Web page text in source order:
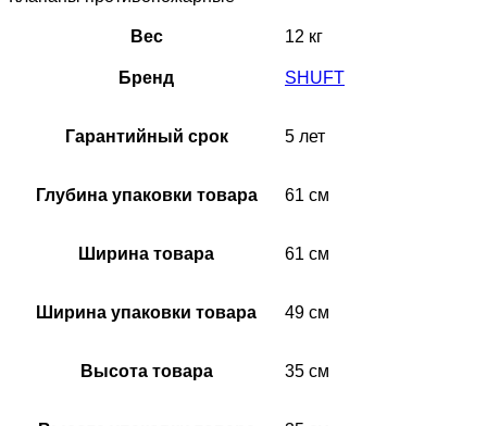
Вес 12 кг
Бренд SHUFT
Гарантийный срок 5 лет
Глубина упаковки товара 61 см
Ширина товара 61 см
Ширина упаковки товара 49 см
Высота товара 35 см